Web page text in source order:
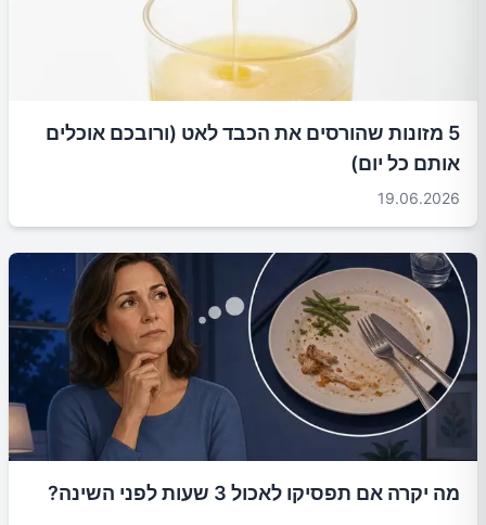
5 מזונות שהורסים את הכבד לאט (ורובכם אוכלים
אותם כל יום)
19.06.2026
מה יקרה אם תפסיקו לאכול 3 שעות לפני השינה?